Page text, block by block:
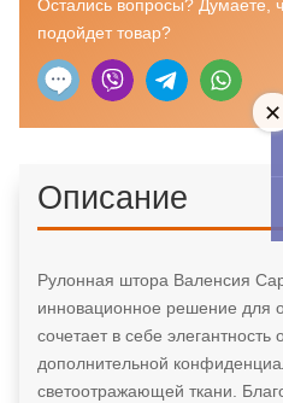
Остались вопросы? Думаете,
подойдет товар?
Описание
Рулонная штора Валенсия
инновационное решение для
сочетает в себе элегантность
дополнительной
светоотражающей ткани.